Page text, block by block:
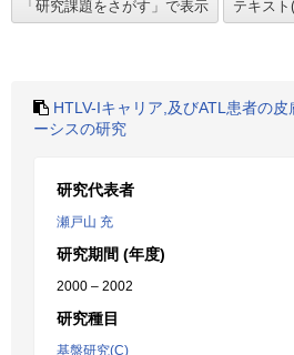
HTLV-Iキャリア,及びATL患者の皮
ーシスの研究
研究代表者
瀬戸山 充
研究期間 (年度)
2000 – 2002
研究種目
基盤研究(C)